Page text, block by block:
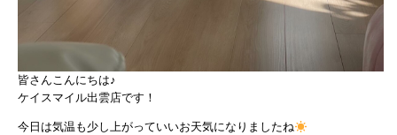
皆さんこんにちは♪
ケイスマイル出雲店です！
今日は気温も少し上がっていいお天気になりましたね